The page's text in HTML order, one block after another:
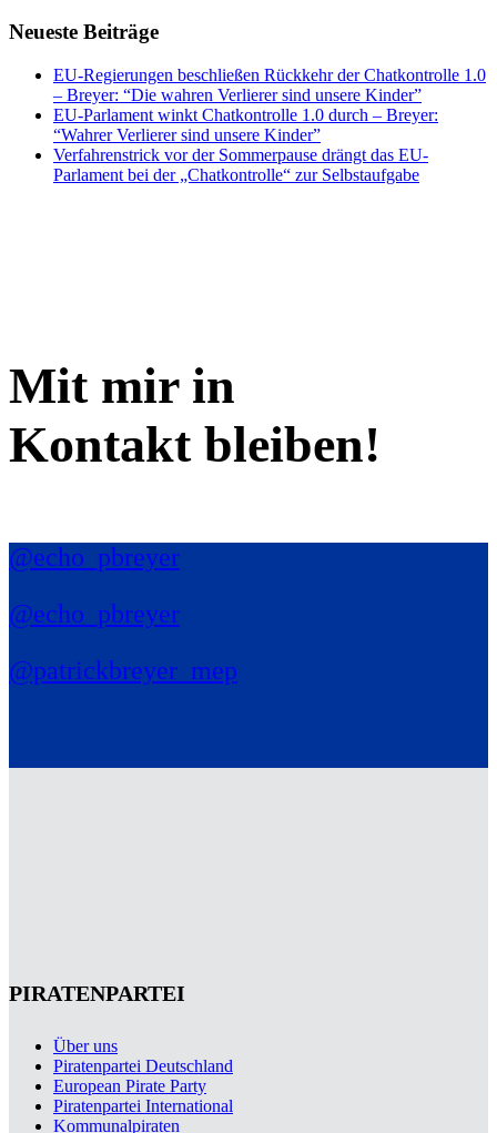
Neueste Beiträge
EU-Regierungen beschließen Rückkehr der Chatkontrolle 1.0
– Breyer: “Die wahren Verlierer sind unsere Kinder”
EU-Parlament winkt Chatkontrolle 1.0 durch – Breyer:
“Wahrer Verlierer sind unsere Kinder”
Verfahrenstrick vor der Sommerpause drängt das EU-
Parlament bei der „Chatkontrolle“ zur Selbstaufgabe
Mit mir in
Kontakt bleiben!
@echo_pbreyer
@echo_pbreyer
@patrickbreyer_mep
PIRATENPARTEI
Über uns
Piratenpartei Deutschland
European Pirate Party
Piratenpartei International
Kommunalpiraten